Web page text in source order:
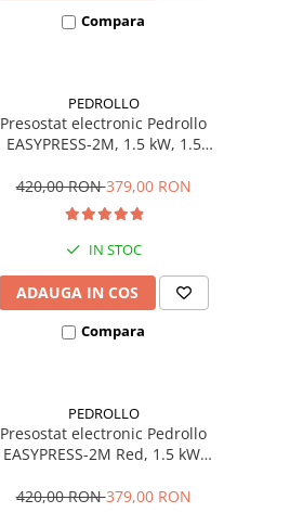
Compara
PEDROLLO
Presostat electronic Pedrollo
EASYPRESS-2M, 1.5 kW, 1.5
420,00 RON379,00 RON
IN STOC
ADAUGA IN COS
Compara
PEDROLLO
Presostat electronic Pedrollo
EASYPRESS-2M Red, 1.5 kW,
420,00 RON379,00 RON